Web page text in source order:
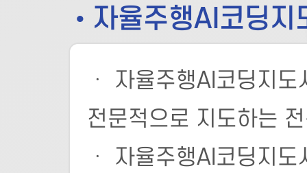
• 자율주행AI코딩지
ㆍ 자율주행AI코딩지
전문적으로 지도하는
ㆍ 자율주행AI코딩지